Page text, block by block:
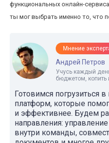
функциональных онлайн-
ты мог выбрать именно то, что
Мнение
Андрей Петров
Учусь каждый
бюджетом, копить
Готовимся погрузиться
платформ, которые
и эффективнее. Будем
направления:
внутри команды,